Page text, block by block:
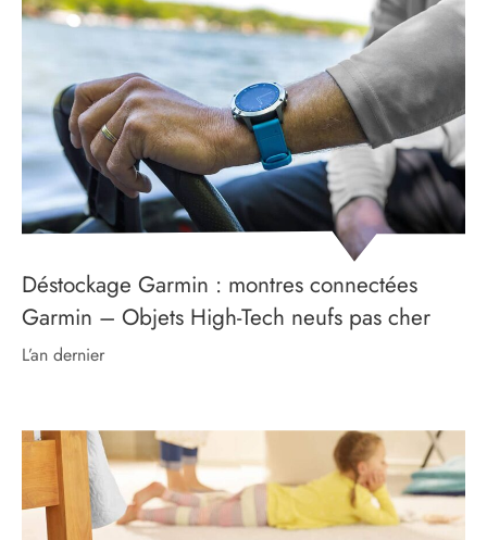
Déstockage Garmin : montres connectées
Garmin – Objets High-Tech neufs pas cher
l’an dernier